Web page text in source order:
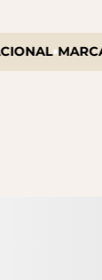
MARCAS